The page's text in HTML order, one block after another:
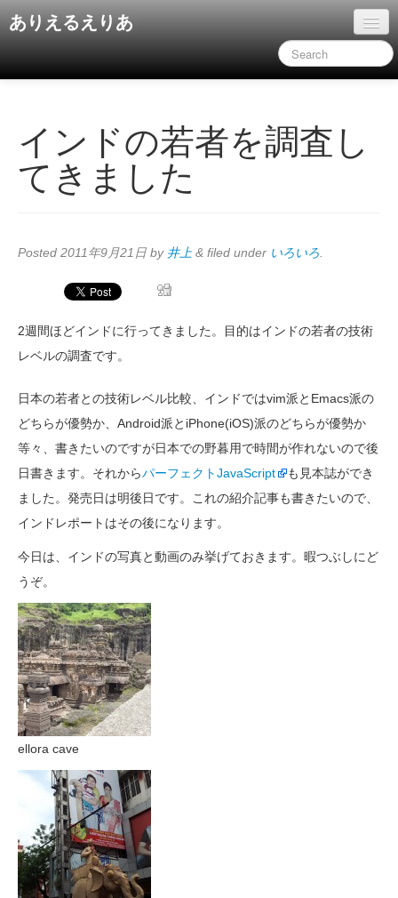
ありえるえりあ
旧コンテンツ
インドの若者を調査し
てきました
Posted 2011年9月21日 by 井上 & filed under いろいろ
2週間ほどインドに行ってきました。目的はインドの若者の技術
レベルの調査です。
日本の若者との技術レベル比較、インドではvim派とEmacs派の
どちらが優勢か、Android派とiPhone(iOS)派のどちらが優勢か
等々、書きたいのですが日本での野暮用で時間が作れないので後
日書きます。それからパーフェクトJavaScript
も見本誌ができ
ました。発売日は明後日です。これの紹介記事も書きたいので、
インドレポートはその後になります。
今日は、インドの写真と動画のみ挙げておきます。暇つぶしにど
うぞ。
ellora cave